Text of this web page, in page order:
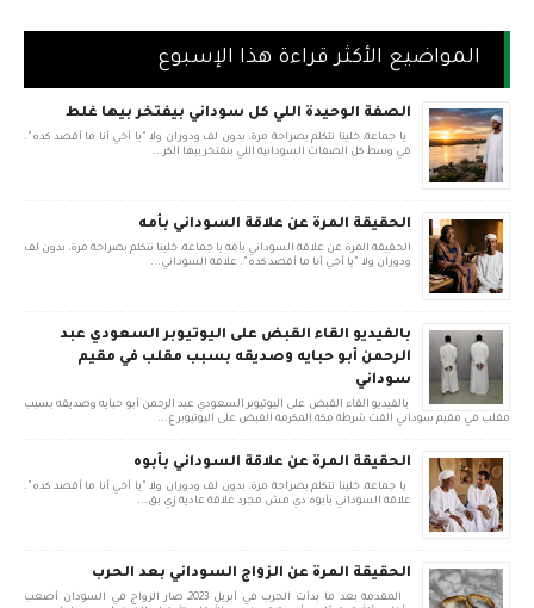
المواضيع الأكثر قراءة هذا الإسبوع
الصفة الوحيدة اللي كل سوداني بيفتخر بيها غلط
يا جماعة، خلينا نتكلم بصراحة مرة، بدون لف ودوران ولا "يا أخي أنا ما أقصد كده".
في وسط كل الصفات السودانية اللي بنفتخر بيها الكر...
الحقيقة المرة عن علاقة السوداني بأمه
الحقيقة المرة عن علاقة السوداني بأمه يا جماعة، خلينا نتكلم بصراحة مرة، بدون لف
ودوران ولا "يا أخي أنا ما أقصد كده". علاقة السوداني...
بالفيديو القاء القبض على اليوتيوبر السعودي عبد
الرحمن أبو حبايه وصديقه بسبب مقلب في مقيم
سوداني
بالفيديو القاء القبض على اليوتيوبر السعودي عبد الرحمن أبو حبايه وصديقه بسبب
مقلب في مقيم سوداني القت شرطة مكة المكرمة القبض على اليوتيوبر ع...
الحقيقة المرة عن علاقة السوداني بأبوه
يا جماعة، خلينا نتكلم بصراحة مرة، بدون لف ودوران ولا "يا أخي أنا ما أقصد كده".
علاقة السوداني بأبوه دي مش مجرد علاقة عادية زي بق...
الحقيقة المرة عن الزواج السوداني بعد الحرب
المقدمة بعد ما بدأت الحرب في أبريل 2023، صار الزواج في السودان أصعب